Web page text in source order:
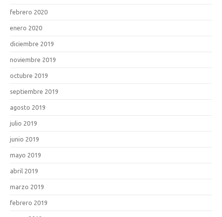
febrero 2020
enero 2020
diciembre 2019
noviembre 2019
octubre 2019
septiembre 2019
agosto 2019
julio 2019
junio 2019
mayo 2019
abril 2019
marzo 2019
febrero 2019